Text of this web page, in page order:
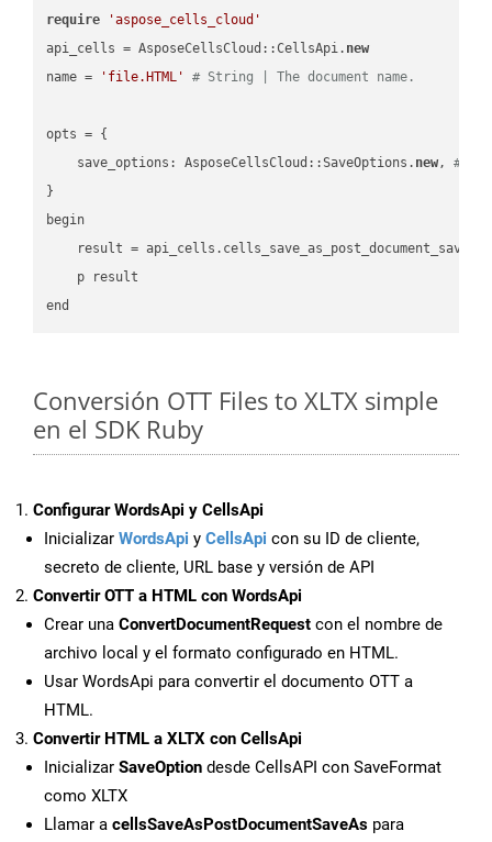
require
'aspose_cells_cloud'
api_cells = AsposeCellsCloud::CellsApi. new
name =
'file.HTML' # String | The document name.
opts = {
    save_options: AsposeCellsCloud::SaveOptions.
new, #
}
begin
result =
    p result
Conversión OTT Files to XLTX simple
en el SDK Ruby
Configurar WordsApi y CellsApi
Inicializar WordsApi y CellsApi con su ID de cliente,
secreto de cliente, URL base y versión de API
Convertir OTT a HTML con WordsApi
Crear una ConvertDocumentRequest con el nombre de
archivo local y el formato configurado en HTML.
Usar WordsApi para convertir el documento OTT a
HTML.
Convertir HTML a XLTX con CellsApi
Inicializar SaveOption desde CellsAPI con SaveFormat
como XLTX
Llamar a cellsSaveAsPostDocumentSaveAs para